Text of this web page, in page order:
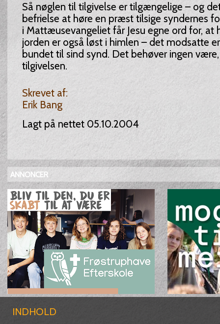
Så nøglen til tilgivelse er tilgængelige – og
befrielse at høre en præst tilsige syndernes
i Mattæusevangeliet får Jesu egne ord for, at
jorden er også løst i himlen – det modsatte
bundet til sind synd. Det behøver ingen
tilgivelsen.
Skrevet af:
Erik Bang
Lagt på nettet 05.10.2004
ANNONCER
INDHOLD